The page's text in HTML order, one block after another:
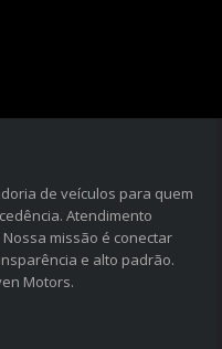
de veículos para quem
Atendimento
missão é conectar
e alto padrão.
Motors.